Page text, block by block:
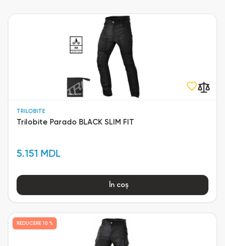
TRILOBITE
Trilobite Parado BLACK SLIM FIT
5.151 MDL
În coș
REDUCERE 10 %